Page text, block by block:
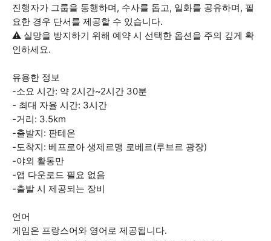
진행자가 그룹을 동행하며, 수사를 돕고, 일화를 공유하며, 필
요한 경우 단서를 제공할 수 있습니다.
⚠️ 실망을 방지하기 위해 예약 시 선택한 옵션을 주의 깊게 확
인하세요.
유용한 정보
-소요 시간: 약 2시간~2시간 30분
- 최대 자율 시간: 3시간
-거리: 3.5km
-출발지: 판테온
-도착지: 베프로아 생제르맹 로베르(루브르 광장)
-야외 활동만
-앱 다운로드 필요 없음
-출발 시 제공되는 장비
언어
게임은 프랑스어와 영어로 제공됩니다.